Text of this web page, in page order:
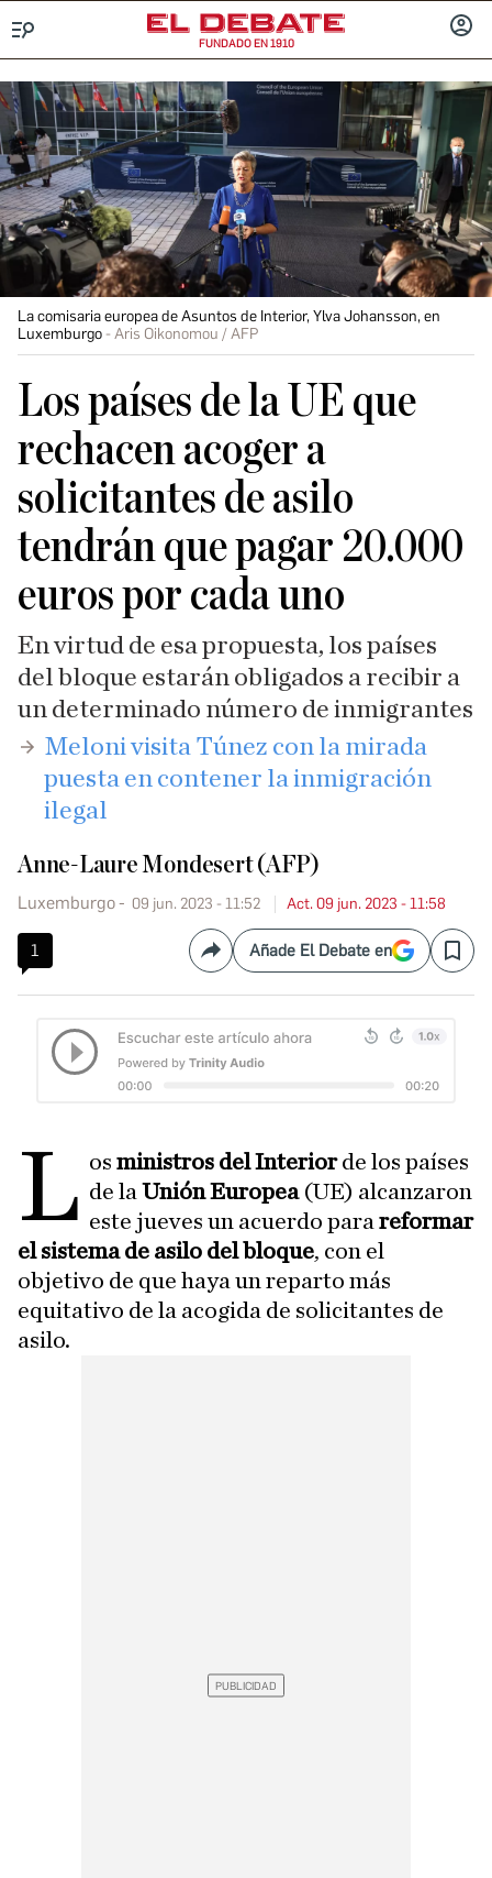
FUNDADO EN 1910
La comisaria europea de Asuntos de Interior, Ylva Johansson, en
Luxemburgo
Aris Oikonomou / AFP
Los países de la UE que
rechacen acoger a
solicitantes de asilo
tendrán que pagar 20.000
euros por cada uno
En virtud de esa propuesta, los países
del bloque estarán obligados a recibir a
un determinado número de inmigrantes
​Meloni visita Túnez con la mirada
puesta en contener la inmigración
ilegal
Anne-Laure Mondesert (AFP)
Luxemburgo 09 jun. 2023 - 11:52 Act. 09 jun. 2023 - 11:58
1 CompartirAñade El Debate en Save
L osministros del Interiorde los países
de laUnión Europea(UE) alcanzaron
este jueves un acuerdo parareformar
el sistema de asilo del bloque, con el
objetivo de que haya un reparto más
equitativo de la acogida de solicitantes de
asilo.